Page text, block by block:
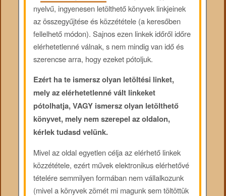
nyelvű, ingyenesen letölthető könyvek linkjeinek
az összegyűjtése és közzététele (a keresőben
fellelhető módon). Sajnos ezen linkek időről időre
elérhetetlenné válnak, s nem mindig van idő és
szerencse arra, hogy ezeket pótoljuk.
Ezért ha te ismersz olyan letöltési linket,
mely az elérhetetlenné vált linkeket
pótolhatja, VAGY ismersz olyan letölthető
könyvet, mely nem szerepel az oldalon,
kérlek tudasd velünk.
Mivel az oldal egyetlen célja az elérhető linkek
közzététele, ezért művek elektronikus elérhetővé
tételére semmilyen formában nem vállalkozunk
(mivel a könyvek zömét mi magunk sem töltöttük